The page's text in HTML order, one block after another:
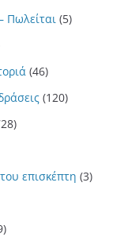
Πωλείται (5)
(46)
(120)
επισκέπτη (3)